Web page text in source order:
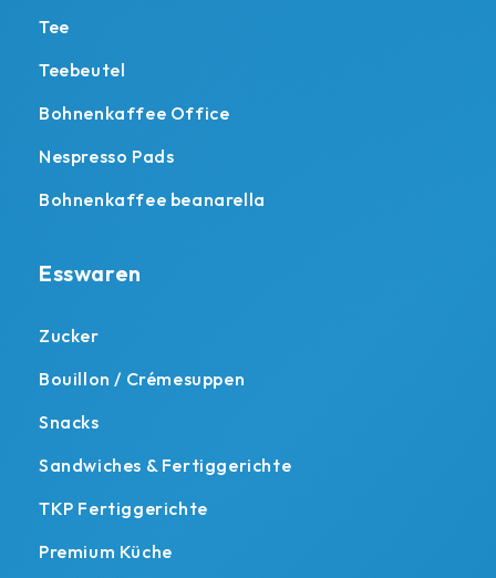
Tee
Teebeutel
Bohnenkaffee Office
Nespresso Pads
Bohnenkaffee beanarella
Esswaren
Zucker
Bouillon / Crémesuppen
Snacks
Sandwiches & Fertiggerichte
TKP Fertiggerichte
Premium Küche